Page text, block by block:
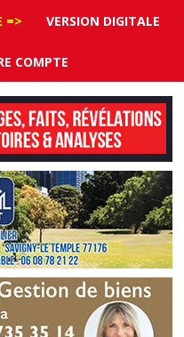
=> VERSION DIGITALE
COMPTE